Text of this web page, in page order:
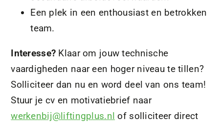
Een plek in een enthousiast en betrokken
team.
Interesse? Klaar om jouw technische
vaardigheden naar een hoger niveau te tillen?
Solliciteer dan nu en word deel van ons team!
Stuur je cv en motivatiebrief naar
werkenbij@liftingplus.nl of solliciteer direct